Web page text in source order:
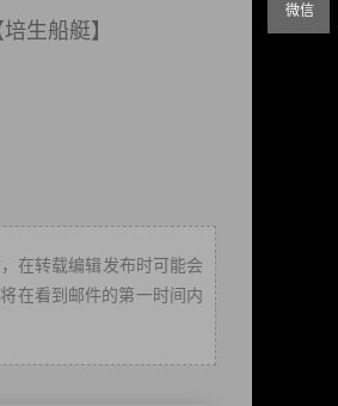
微信
培生船艇】
在转载编辑发布时可能会
在看到邮件的第一时间内